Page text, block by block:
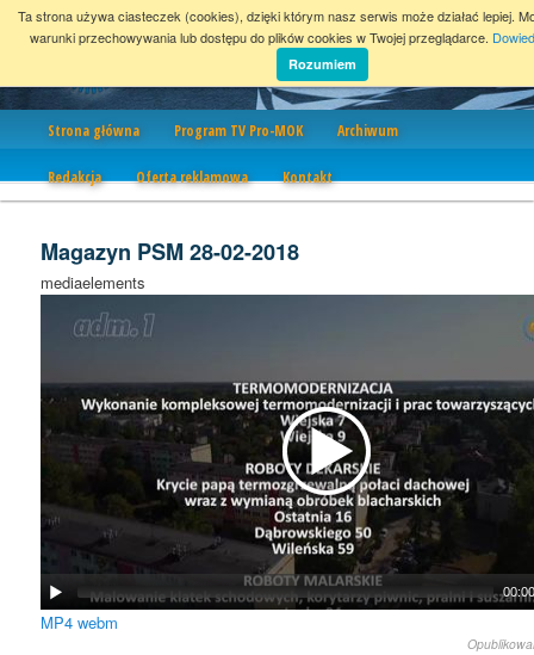
Strona główna Program TV Pro-MOK Archiwum
Redakcja Oferta reklamowa Kontakt
Magazyn PSM 28-02-2018
mediaelements
MP4 webm
Ta strona używa ciasteczek (cookies), dzięki którym nasz serwis może działać lepiej.
warunki przechowywania lub dostępu do plików cookies w Twojej przeglądarce.
Rozumiem